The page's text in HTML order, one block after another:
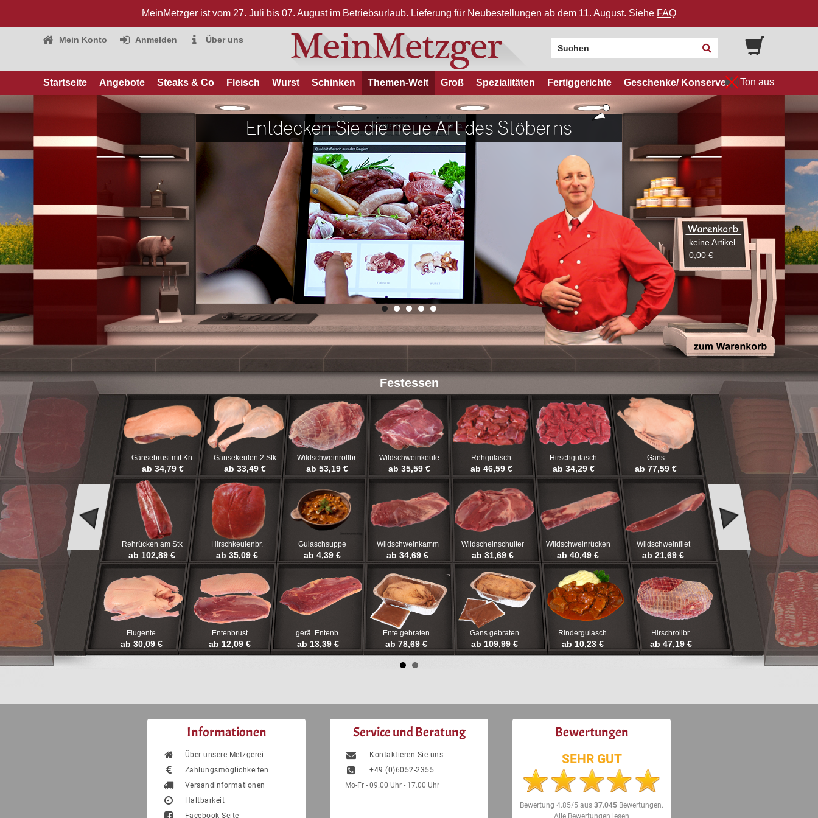
MeinMetzger ist vom 27. Juli bis 07. August im Betriebsurlaub. Lieferung für Neubestellungen ab dem 11. August. Siehe FAQ
Mein Konto Anmelden Über uns
Startseite Angebote Steaks & Co Fleisch Wurst Schinken Themen-Welt Groß Spezialitäten Fertiggerichte Geschenke/ Konserven Ton aus
keine Artikel
0,00 €
Festessen
Gänsebrust mit Kn.
ab 34,79 €
Gänsekeulen 2 Stk
ab 33,49 €
Wildschweinrollbr.
ab 53,19 €
Wildschweinkeule
ab 35,59 €
Rehgulasch
ab 46,59 €
Hirschgulasch
ab 34,29 €
Gans
ab 77,59 €
Rehrücken am Stk
ab 102,89 €
Hirschkeulenbr.
ab 35,09 €
Gulaschsuppe
ab 4,39 €
Wildschweinkamm
ab 34,69 €
Wildscheinschulter
ab 31,69 €
Wildschweinrücken
ab 40,49 €
Wildschweinfilet
ab 21,69 €
Flugente
ab 30,09 €
Entenbrust
ab 12,09 €
gerä. Entenb.
ab 13,39 €
Ente gebraten
ab 78,69 €
Gans gebraten
ab 109,99 €
Rindergulasch
ab 10,23 €
Hirschrollbr.
ab 47,19 €
Informationen
Über unsere Metzgerei
Zahlungsmöglichkeiten
Versandinformationen
Haltbarkeit
Facebook-Seite
Service und Beratung
Kontaktieren Sie uns
+49 (0)6052-2355
Mo-Fr - 09.00 Uhr - 17.00 Uhr
Bewertungen
SEHR GUT
Bewertung 4.85/5 aus 37.045 Bewertungen.
Alle Bewertungen lesen